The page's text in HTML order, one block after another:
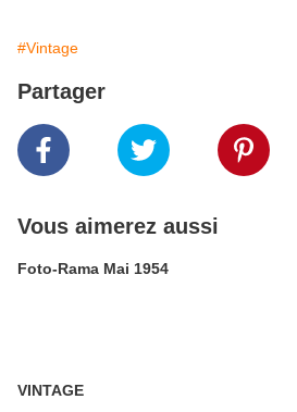
#Vintage
Partager
Vous aimerez aussi
Foto-Rama Mai 1954
VINTAGE